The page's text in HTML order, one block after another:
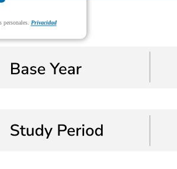
Privacidad